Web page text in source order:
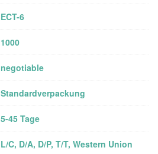
ECT-6
1000
negotiable
Standardverpackung
5-45 Tage
L/C, D/A, D/P, T/T, Western Union